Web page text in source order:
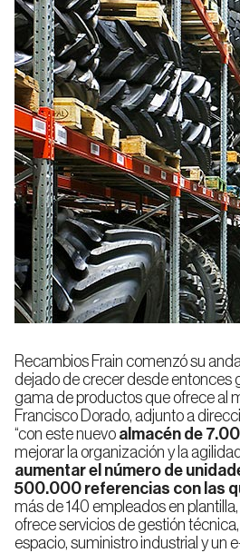
Estanterías
para
Picking
Estantería
Liviana
para
Picking
Estanterías
Carton
Flow
Entrepisos
Recambios Frain comenzó su
dejado de crecer desde entonces
gama de productos que ofrece al
Francisco Dorado, adjunto a
“con este nuevo almacén de
mejorar la organización y la
aumentar el número de
500.000 referencias con las
más de 140 empleados en
ofrece servicios de gestión
espacio, suministro industrial y un e